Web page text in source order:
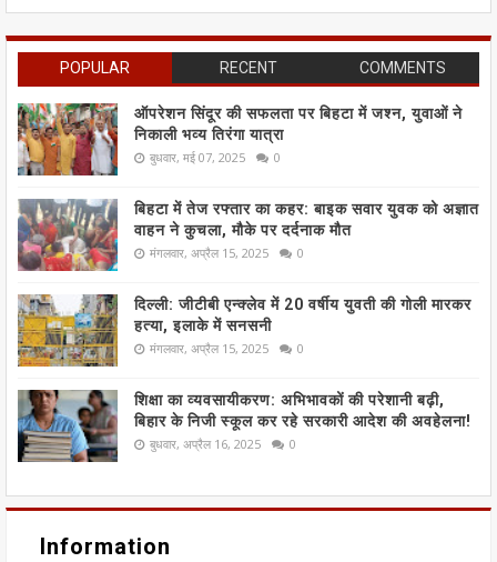
POPULAR RECENT COMMENTS
ऑपरेशन सिंदूर की सफलता पर बिहटा में जश्न, युवाओं ने
निकाली भव्य तिरंगा यात्रा
बुधवार, मई 07, 2025 0
बिहटा में तेज रफ्तार का कहर: बाइक सवार युवक को अज्ञात
वाहन ने कुचला, मौके पर दर्दनाक मौत
मंगलवार, अप्रैल 15, 2025 0
दिल्ली: जीटीबी एन्क्लेव में 20 वर्षीय युवती की गोली मारकर
हत्या, इलाके में सनसनी
मंगलवार, अप्रैल 15, 2025 0
शिक्षा का व्यवसायीकरण: अभिभावकों की परेशानी बढ़ी,
बिहार के निजी स्कूल कर रहे सरकारी आदेश की अवहेलना!
बुधवार, अप्रैल 16, 2025 0
Information